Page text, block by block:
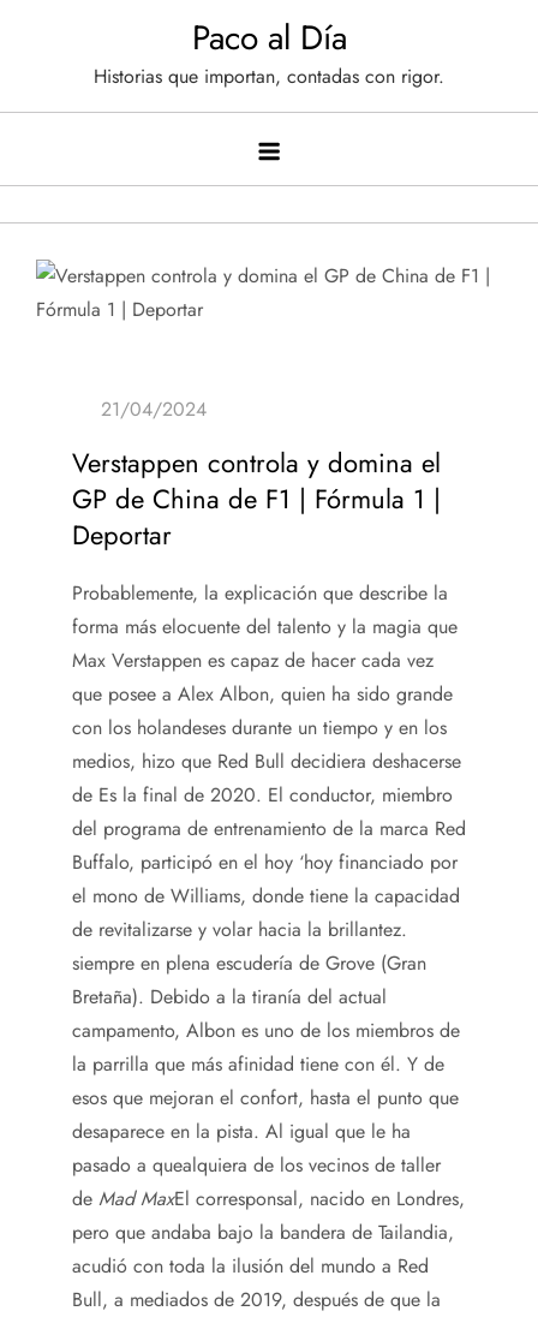
Paco al Día
Historias que importan, contadas con rigor.
Verstappen controla y domina el
GP de China de F1 | Fórmula 1 |
Deportar
Probablemente, la explicación que describe la
forma más elocuente del talento y la magia que
Max Verstappen es capaz de hacer cada vez
que posee a Alex Albon, quien ha sido grande
con los holandeses durante un tiempo y en los
medios, hizo que Red Bull decidiera deshacerse
de Es la final de 2020. El conductor, miembro
del programa de entrenamiento de la marca Red
Buffalo, participó en el hoy ‘hoy financiado por
el mono de Williams, donde tiene la capacidad
de revitalizarse y volar hacia la brillantez.
siempre en plena escudería de Grove (Gran
Bretaña). Debido a la tiranía del actual
campamento, Albon es uno de los miembros de
la parrilla que más afinidad tiene con él. Y de
esos que mejoran el confort, hasta el punto que
desaparece en la pista. Al igual que le ha
pasado a quealquiera de los vecinos de taller
de Mad MaxEl corresponsal, nacido en Londres,
pero que andaba bajo la bandera de Tailandia,
acudió con toda la ilusión del mundo a Red
Bull, a mediados de 2019, después de que la